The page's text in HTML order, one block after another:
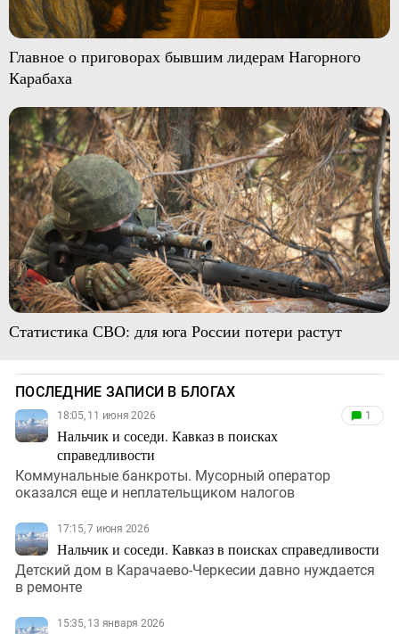
Главное о приговорах бывшим лидерам Нагорного
Карабаха
Статистика СВО: для юга России потери растут
ПОСЛЕДНИЕ ЗАПИСИ В БЛОГАХ
18:05, 11 июня 2026
Нальчик и соседи. Кавказ в поисках
справедливости
1
Коммунальные банкроты. Мусорный оператор
оказался еще и неплательщиком налогов
17:15, 7 июня 2026
Нальчик и соседи. Кавказ в поисках справедливости
Детский дом в Карачаево-Черкесии давно нуждается
в ремонте
15:35, 13 января 2026